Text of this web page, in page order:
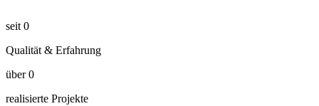
seit 0
Qualität & Erfahrung
über 0
realisierte Projekte